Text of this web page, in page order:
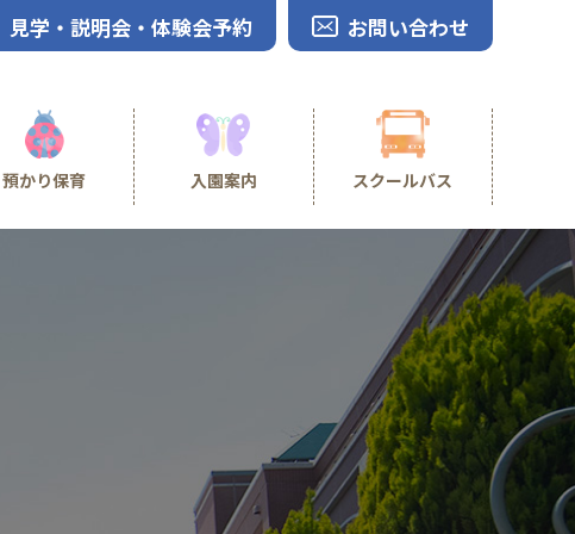
見学・説明会・体験会予約 お問い合わせ
預かり保育 入園案内 スクールバス